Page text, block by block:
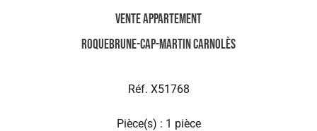
Vente Appartement
Roquebrune-Cap-Martin Carnolès
Réf. X51768
Pièce(s) : 1 pièce